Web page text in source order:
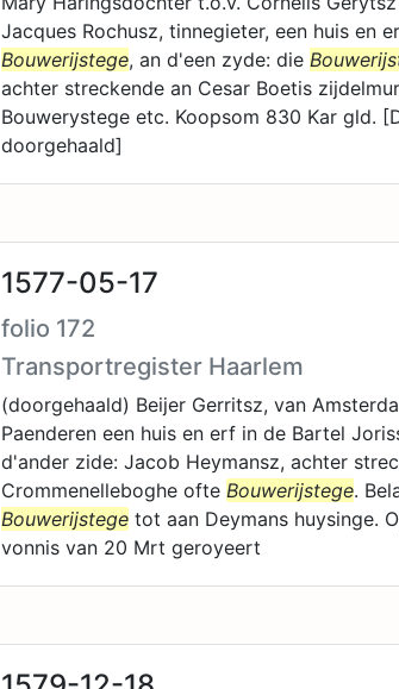
Jacques Rochusz, tinnegieter, een huis en
Bouwerijstege, an d'een zyde: die
achter streckende an Cesar Boetis
Bouwerystege etc. Koopsom 830 Kar gld.
doorgehaald]
1577-05-17
folio 172
Transportregister Haarlem
(doorgehaald) Beijer Gerritsz, van
Paenderen een huis en erf in de Bartel
d'ander zide: Jacob Heymansz, achter
Crommenelleboghe ofte Bouwerijstege.
Bouwerijstege tot aan Deymans huysinge.
vonnis van 20 Mrt geroyeert